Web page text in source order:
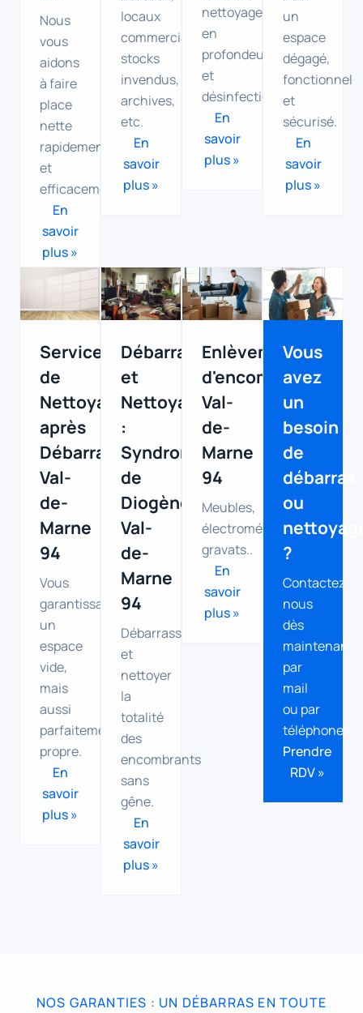
Nous
vous
aidons
à faire
place
nette
rapidement
et
efficacement.
En
savoir
plus »
locaux
commerciaux,
stocks
invendus,
archives,
etc.
En
savoir
plus »
nettoyage
en
profondeur
et
désinfection.
En
savoir
plus »
un
espace
dégagé,
fonctionnel
et
sécurisé.
En
savoir
plus »
Service
de
Nettoyage
après
Débarras
Val-
de-
Marne
94
Vous
garantissant
un
espace
vide,
mais
aussi
parfaitement
propre.
En
savoir
plus »
Débarras
et
Nettoyage
:
Syndrome
de
Diogène
Val-
de-
Marne
94
Débarrasser
et
nettoyer
la
totalité
des
encombrants
sans
gêne.
En
savoir
plus »
Enlèvement
d'encombrants
Val-
de-
Marne
94
Meubles,
électroménager,
gravats..
En
savoir
plus »
Vous
avez
un
besoin
de
débarras
ou
?
Contactez-
nous
dès
maintenant
par
mail
ou par
téléphone.
Prendre
RDV »
NOS GARANTIES : UN DÉBARRAS EN TOUTE